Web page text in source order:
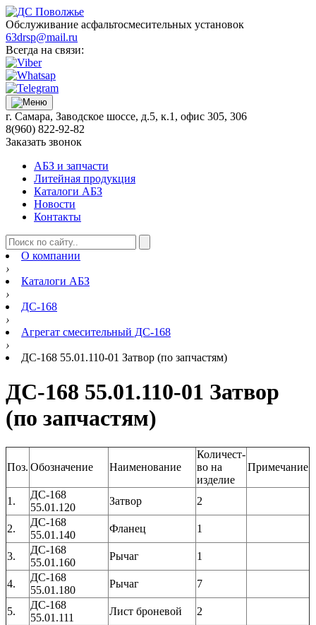
Обслуживание асфальтосмесительных установок
63drsp@mail.ru
Всегда на связи:
г. Самара, Заводское шоссе, д.5, к.1, офис 305, 306
8(960) 822-92-82
Заказать звонок
АБЗ и запчасти
Литейная продукция
Каталоги АБЗ
Новости
Контакты
О компании
›
Каталоги АБЗ
›
ДС-168
›
Агрегат смесительный ДС-168
›
ДС-168 55.01.110-01 Затвор (по запчастям)
ДС-168 55.01.110-01 Затвор
(по запчастям)
Поз. Обозначение Наименование
Количест-
во на
изделие
Примечание
1.
ДС-168
55.01.120
Затвор 2
2.
ДС-168
55.01.140
Фланец 1
3.
ДС-168
55.01.160
Рычаг 1
4.
ДС-168
55.01.180
Рычаг 7
5.
ДС-168
55.01.111
Лист броневой 2